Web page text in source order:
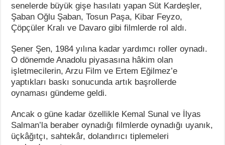
senelerde büyük gişe hasılatı yapan Süt Kardeşler,
Şaban Oğlu Şaban, Tosun Paşa, Kibar Feyzo,
Çöpçüler Kralı ve Davaro gibi filmlerde rol aldı.
Şener Şen, 1984 yılına kadar yardımcı roller oynadı.
O dönemde Anadolu piyasasına hâkim olan
işletmecilerin, Arzu Film ve Ertem Eğilmez’e
yaptıkları baskı sonucunda artık başrollerde
oynaması gündeme geldi.
Ancak o güne kadar özellikle Kemal Sunal ve İlyas
Salman’la beraber oynadığı filmlerde oynadığı uyanık,
üçkâğıtçı, sahtekâr, dolandırıcı tiplemeleri